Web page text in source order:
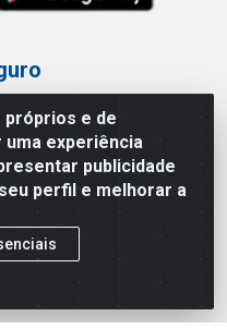
e de
experiência
publicidade
perfil e melhorar a
0546
- São Paulo/SP